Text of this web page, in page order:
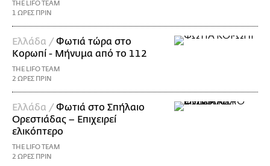
THE LIFO TEAM
1 ΩΡΕΣ ΠΡΙΝ
Ελλάδα / Φωτιά τώρα στο
Κορωπί - Μήνυμα από το 112
THE LIFO TEAM
2 ΩΡΕΣ ΠΡΙΝ
Ελλάδα / Φωτιά στο Σπήλαιο
Ορεστιάδας – Επιχειρεί
ελικόπτερο
THE LIFO TEAM
2 ΩΡΕΣ ΠΡΙΝ